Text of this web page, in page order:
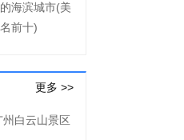
海滨城市(美
前十)
更多 >>
白云山景区